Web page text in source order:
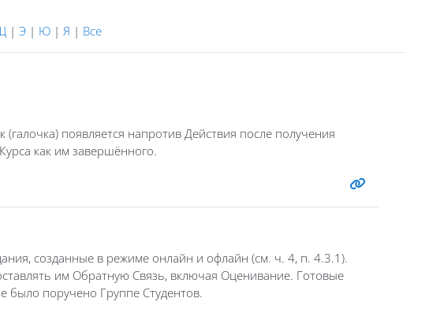
| Э | Ю | Я | Все
появляется напротив Действия после получения
как им завершённого.
созданные в режиме онлайн и офлайн (см. ч. 4, п. 4.3.1).
им Обратную Связь, включая Оценивание. Готовые
было поручено Группе Студентов.